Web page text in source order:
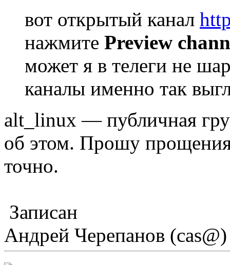
вот открытый канал
нажмите Preview
может я в телеги не
каналы именно так
alt_linux — публичная
об этом. Прошу
точно.
Записан
Андрей Черепанов (cas@)